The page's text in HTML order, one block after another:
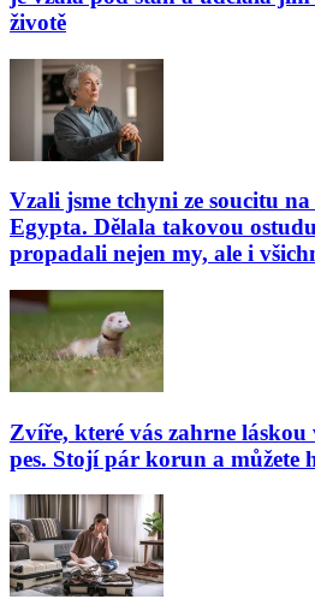
životě
Vzali jsme tchyni ze soucitu
Egypta. Dělala takovou
propadali nejen my, ale i
Zvíře, které vás zahrne láskou
pes. Stojí pár korun a můžete